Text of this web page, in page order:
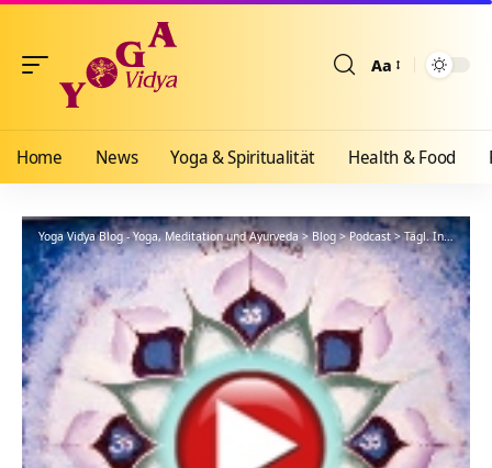
Aa
Home News Yoga & Spiritualität Health & Food
Yoga Vidya Blog - Yoga, Meditation und Ayurveda>Blog>Podcast>Tägl. Inspiration